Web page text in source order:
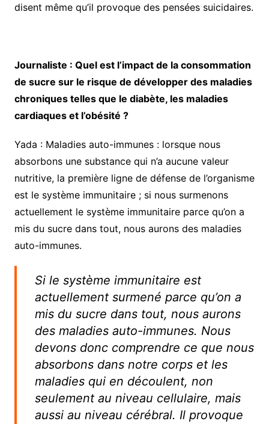
disent même qu’il provoque des pensées suicidaires.
Journaliste : Quel est l’impact de la consommation
de sucre sur le risque de développer des maladies
chroniques telles que le diabète, les maladies
cardiaques et l’obésité ?
Yada : Maladies auto-immunes : lorsque nous
absorbons une substance qui n’a aucune valeur
nutritive, la première ligne de défense de l’organisme
est le système immunitaire ; si nous surmenons
actuellement le système immunitaire parce qu’on a
mis du sucre dans tout, nous aurons des maladies
auto-immunes.
Si le système immunitaire est
actuellement surmené parce qu’on a
mis du sucre dans tout, nous aurons
des maladies auto-immunes. Nous
devons donc comprendre ce que nous
absorbons dans notre corps et les
maladies qui en découlent, non
seulement au niveau cellulaire, mais
aussi au niveau cérébral. Il provoque